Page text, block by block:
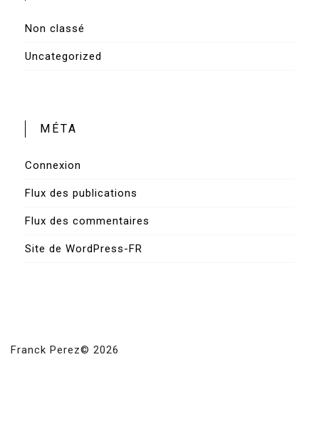
Non classé
Uncategorized
MÉTA
Connexion
Flux des publications
Flux des commentaires
Site de WordPress-FR
Franck Perez© 2026